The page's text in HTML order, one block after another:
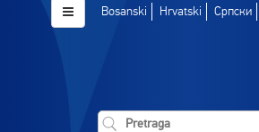
Bosanski Hrvatski Српски